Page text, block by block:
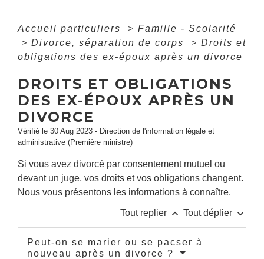
Accueil particuliers > Famille - Scolarité
> Divorce, séparation de corps > Droits et
obligations des ex-époux après un divorce
DROITS ET OBLIGATIONS
DES EX-ÉPOUX APRÈS UN
DIVORCE
Vérifié le 30 Aug 2023 - Direction de l'information légale et
administrative (Première ministre)
Si vous avez divorcé par consentement mutuel ou
devant un juge, vos droits et vos obligations changent.
Nous vous présentons les informations à connaître.
Tout replier keyboard_arrow_up Tout déplier keyboard_arrow_down
Peut-on se marier ou se pacser à
nouveau après un divorce ?